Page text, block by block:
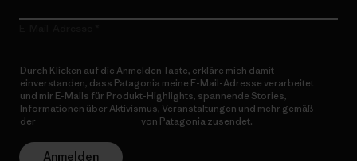
Durch Klicken auf die Anmelden Taste, erkläre mich damit
einverstanden, dass Patagonia meine E-Mail-Adresse verarbeitet
und mir E-Mails für Produkt-Highlights, spannende Stories,
Informationen über Aktivismus, Veranstaltungen und mehr gemäß
der
von Patagonia zusendet.
Anmelden